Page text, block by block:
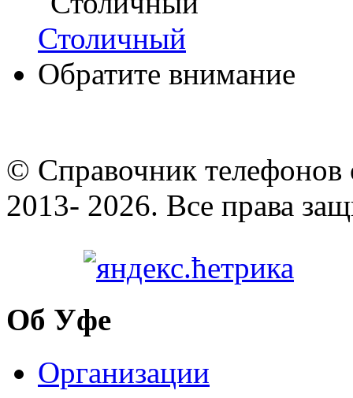
Столичный
Обратите внимание
© Cправочник телефонов
2013- 2026. Все права
Об Уфе
Организации